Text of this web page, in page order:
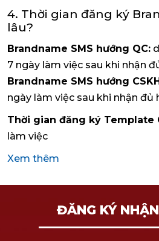
4. Thời gian đăng ký
lâu?
Brandname SMS hướng QC:
7 ngày làm việc sau khi nhận
Brandname SMS hướng
ngày làm việc sau khi nhận đủ
Thời gian đăng ký Template
làm việc
Xem thêm
ĐĂNG KÝ